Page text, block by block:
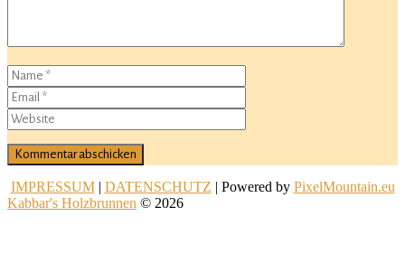
IMPRESSUM| DATENSCHUTZ | Powered by PixelMountain.eu
Kabbar's Holzbrunnen © 2026